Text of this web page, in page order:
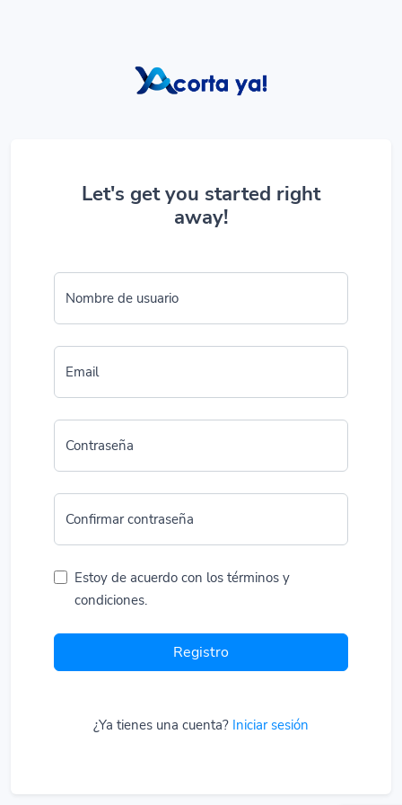
Let's get you started right
away!
Nombre de usuario
Email
Contraseña
Confirmar contraseña
Estoy de acuerdo con los términos y
condiciones.
Registro
¿Ya tienes una cuenta? Iniciar sesión